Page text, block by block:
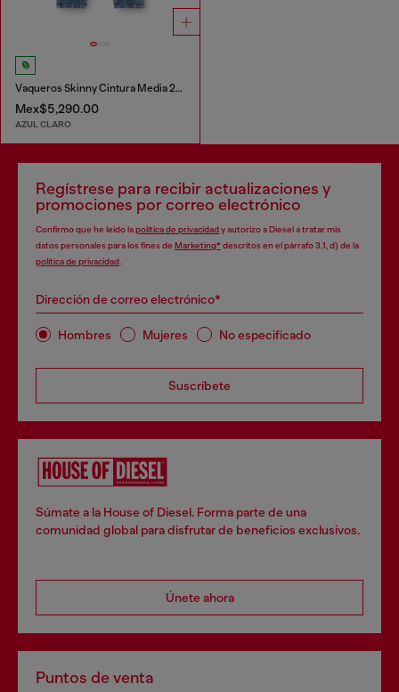
Vaqueros Skinny Cintura Media 2015 Babhila
Mex$5,290.00
AZUL CLARO
Regístrese para recibir actualizaciones y
promociones por correo electrónico
Confirmo que he leído lapolítica de privacidady autorizo a Diesel a tratar mis
datos personales para los fines de Marketing*descritos en el párrafo 3.1, d) de la
política de privacidad
Dirección de correo electrónico*
Hombres Mujeres No especificado
Suscríbete
Súmate a la House of Diesel. Forma parte de una
comunidad global para disfrutar de beneficios exclusivos.
Únete ahora
Puntos de venta